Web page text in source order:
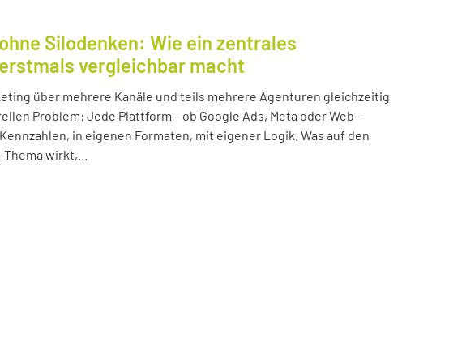
Silodenken: Wie ein zentrales
vergleichbar macht
über mehrere Kanäle und teils mehrere Agenturen gleichzeitig
Problem: Jede Plattform – ob Google Ads, Meta oder Web-
in eigenen Formaten, mit eigener Logik. Was auf den
wirkt,...